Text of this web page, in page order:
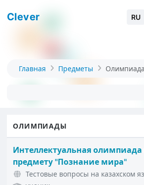
Clever RU
Главная Предметы Олимпиада
ОЛИМПИАДЫ
Интеллектуальная олимпиада
предмету "Познание мира"
Тестовые вопросы на казахском